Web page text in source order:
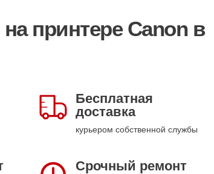
на принтере Canon в
Бесплатная
доставка
курьером собственной службы
Срочный ремонт